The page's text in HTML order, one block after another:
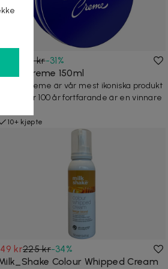
100 kr-31%
Nivea Creme 150ml
NIVEA Creme är vår mest ikoniska produkt
som efter 100 år fortfarande är en vinnare
10+ kjøpte
kr225 kr-34%
Colour Whipped Cream